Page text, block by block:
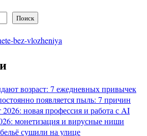
Поиск
возраст: 7 ежедневных привычек
появляется пыль: 7 причин
новая профессия и работа с AI
монетизация и вирусные ниши
сушили на улице